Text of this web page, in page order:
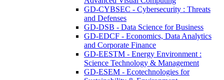
GD-CYBSEC - Cybersecurity : Threats
and Defenses
GD-DSB - Data Science for Business
GD-EDCF - Economics, Data Analytics
and Corporate Finance
GD-EESTM - Energy Environment :
Science Technology & Management
GD-ESEM - Ecotechnologies for